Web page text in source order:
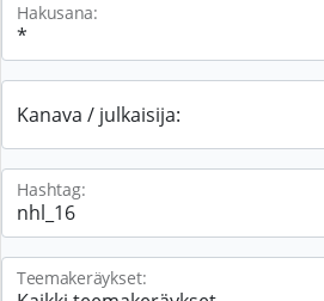
Hakusana:
Kanava / julkaisija:
Hashtag:
Teemakeräykset: